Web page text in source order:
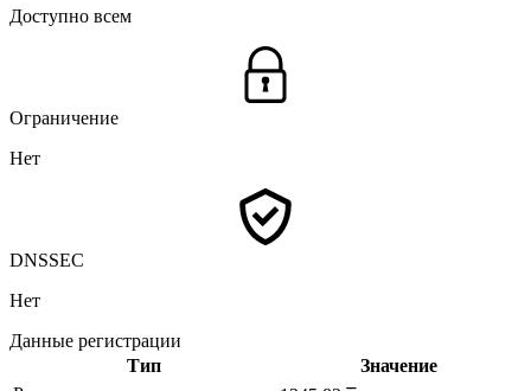
Доступно всем
Ограничение
Нет
DNSSEC
Нет
Данные регистрации
Тип
Значение